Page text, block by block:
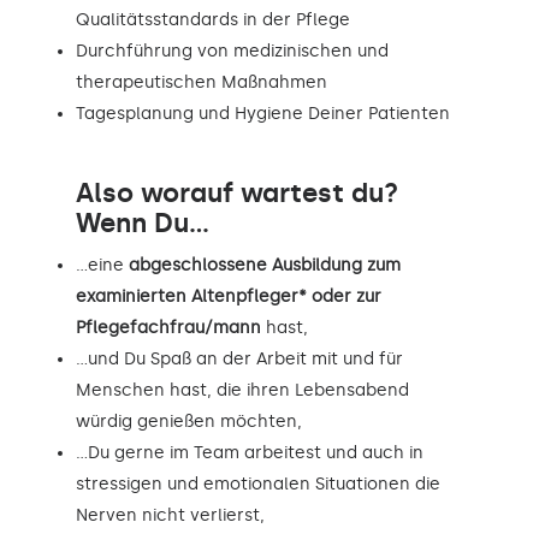
Qualitätsstandards in der Pflege
Durchführung von medizinischen und
therapeutischen Maßnahmen
Tagesplanung und Hygiene Deiner Patienten
Also worauf wartest du?
Wenn Du...
…eine abgeschlossene Ausbildung zum
examinierten Altenpfleger* oder zur
Pflegefachfrau/mann hast,
…und Du Spaß an der Arbeit mit und für
Menschen hast, die ihren Lebensabend
würdig genießen möchten,
…Du gerne im Team arbeitest und auch in
stressigen und emotionalen Situationen die
Nerven nicht verlierst,